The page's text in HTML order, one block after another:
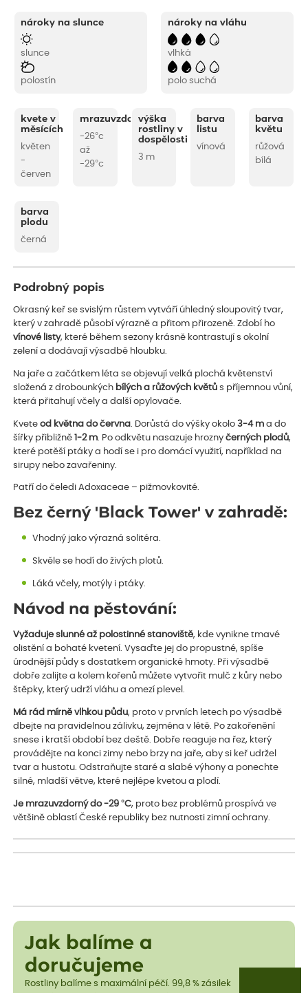
nároky na slunce
slunce
polostín
nároky na vláhu
vlhká
polo suchá
kvete v
měsících
květen
-
červen
mrazuvzdornost
-26°c
až
-29°c
výška
rostliny v
dospělosti
3 m
barva
listu
vínová
barva
květu
růžová
bílá
barva
plodu
černá
Podrobný popis
Okrasný keř se svislým růstem vytváří úhledný sloupovitý tvar,
který v zahradě působí výrazně a přitom přirozeně. Zdobí ho
vínové listy, které během sezony krásně kontrastují s okolní
zelení a dodávají výsadbě hloubku.
Na jaře a začátkem léta se objevují velká plochá květenství
složená z drobounkých bílých a růžových květů s příjemnou vůní,
která přitahují včely a další opylovače.
Kveteod května do června . Dorůstá do výšky okolo3-4 m a do
šířky přibližně1-2 m . Po odkvětu nasazuje hroznyčerných plodů,
které potěší ptáky a hodí se i pro domácí využití, například na
sirupy nebo zavařeniny.
Patří do čeledi Adoxaceae – pižmovkovité.
Bez černý 'Black Tower' v zahradě:
Vhodný jako výrazná solitéra.
Skvěle se hodí do živých plotů.
Láká včely, motýly i ptáky.
Návod na pěstování:
Vyžaduje slunné až polostinné stanoviště, kde vynikne tmavé
olistění a bohaté kvetení. Vysaďte jej do propustné, spíše
úrodnější půdy s dostatkem organické hmoty. Při výsadbě
dobře zalijte a kolem kořenů můžete vytvořit mulč z kůry nebo
štěpky, který udrží vláhu a omezí plevel.
Má rád mírně vlhkou půdu, proto v prvních letech po výsadbě
dbejte na pravidelnou zálivku, zejména v létě. Po zakořenění
snese i kratší období bez deště. Dobře reaguje na řez, který
provádějte na konci zimy nebo brzy na jaře, aby si keř udržel
tvar a hustotu. Odstraňujte staré a slabé výhony a ponechte
silné, mladší větve, které nejlépe kvetou a plodí.
Je mrazuvzdorný do -29 °C, proto bez problémů prospívá ve
většině oblastí České republiky bez nutnosti zimní ochrany.
Jak balíme a
doručujeme
Rostliny balíme s maximální péčí. 99,8 % zásilek